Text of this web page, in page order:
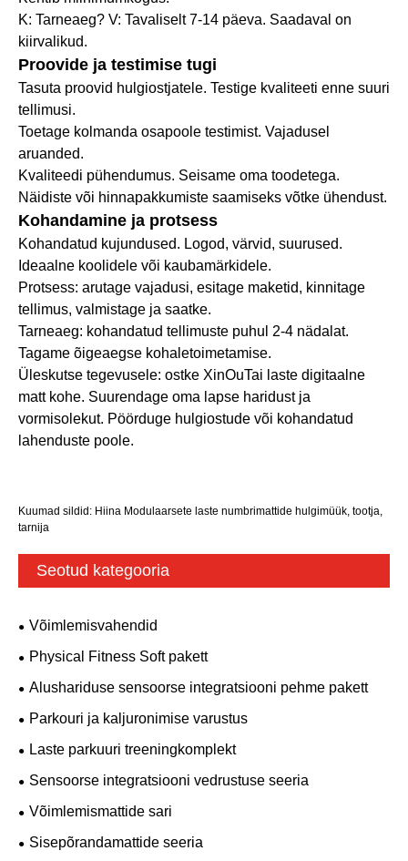
K: Tarneaeg? V: Tavaliselt 7-14 päeva. Saadaval on
kiirvalikud.
Proovide ja testimise tugi
Tasuta proovid hulgiostjatele. Testige kvaliteeti enne suuri
tellimusi.
Toetage kolmanda osapoole testimist. Vajadusel
aruanded.
Kvaliteedi pühendumus. Seisame oma toodetega.
Näidiste või hinnapakkumiste saamiseks võtke ühendust.
Kohandamine ja protsess
Kohandatud kujundused. Logod, värvid, suurused.
Ideaalne koolidele või kaubamärkidele.
Protsess: arutage vajadusi, esitage maketid, kinnitage
tellimus, valmistage ja saatke.
Tarneaeg: kohandatud tellimuste puhul 2-4 nädalat.
Tagame õigeaegse kohaletoimetamise.
Üleskutse tegevusele: ostke XinOuTai laste digitaalne
matt kohe. Suurendage oma lapse haridust ja
vormisolekut. Pöörduge hulgiostude või kohandatud
lahenduste poole.
Kuumad sildid: Hiina Modulaarsete laste numbrimattide hulgimüük, tootja,
tarnija
Seotud kategooria
Võimlemisvahendid
Physical Fitness Soft pakett
Alushariduse sensoorse integratsiooni pehme pakett
Parkouri ja kaljuronimise varustus
Laste parkuuri treeningkomplekt
Sensoorse integratsiooni vedrustuse seeria
Võimlemismattide sari
Sisepõrandamattide seeria